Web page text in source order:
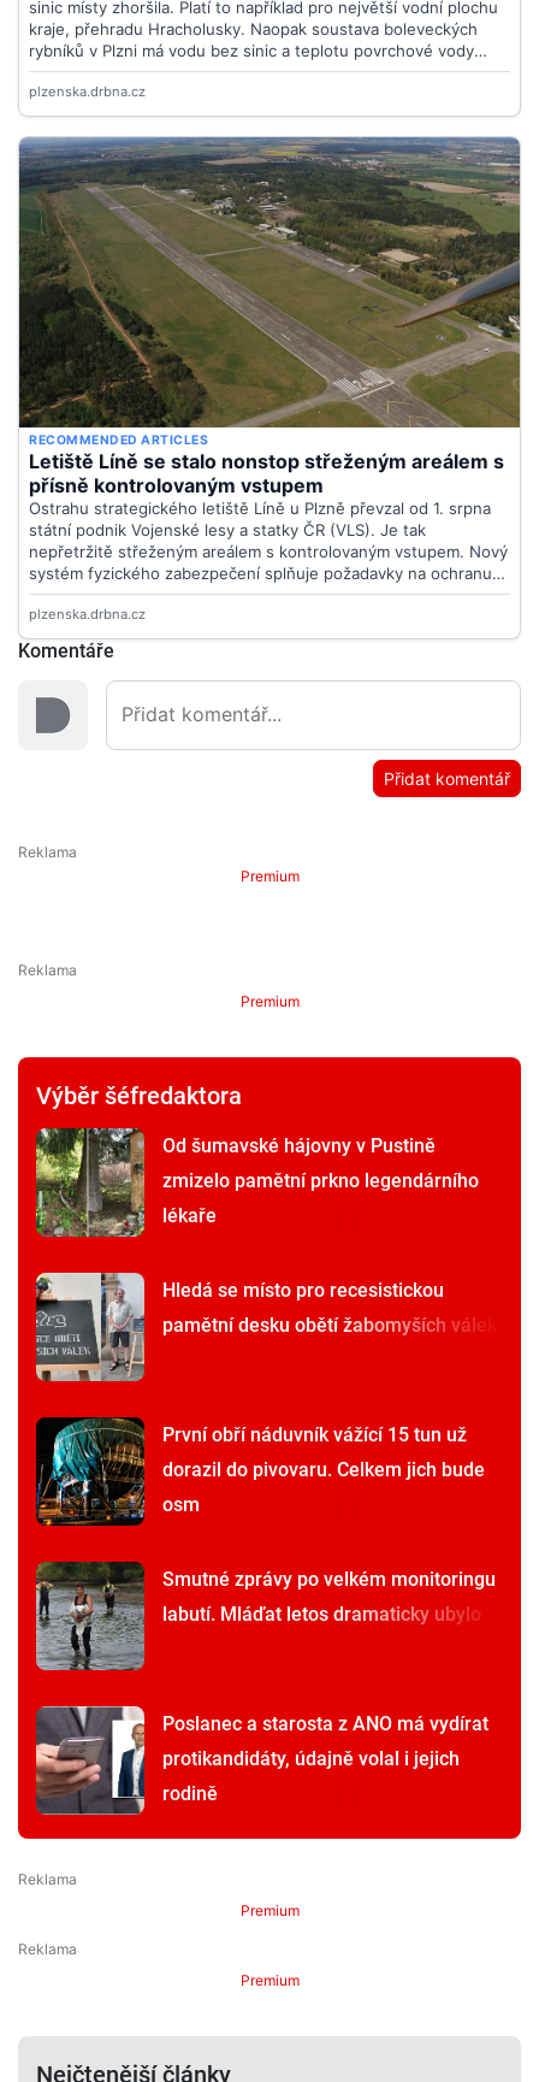
Komentáře
Přidat komentář
Premium
Premium
Výběr šéfredaktora
Od šumavské hájovny v Pustině
zmizelo pamětní prkno legendárního
lékaře
Hledá se místo pro recesistickou
pamětní desku obětí žabomyších válek
První obří náduvník vážící 15 tun už
dorazil do pivovaru. Celkem jich bude
osm
Smutné zprávy po velkém monitoringu
labutí. Mláďat letos dramaticky ubylo
Poslanec a starosta z ANO má vydírat
protikandidáty, údajně volal i jejich
rodině
Premium
Premium
Nejčtenější články